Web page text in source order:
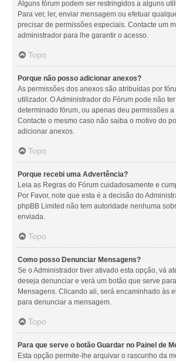
Alguns fórum podem ser restringidos a alguns
Para ver, ler, enviar mensagem ou efetuar
precisar de permissões especiais. Contacte um
administrador para lhe garantir o acesso.
Topo
Porque não posso adicionar anexos?
As permissões dos anexos são atribuídas por
utilizador. O Administrador do Fórum pode não
determinado fórum, ou apenas deu permissões
Contacte o mesmo caso não saiba o motivo do
adicionar anexos.
Topo
Porque recebi uma Advertência?
Leia as Regras do Fórum cuidadosamente e
Por Favor, note que esta é a decisão do
phpBB Limited não tem autoridade nenhuma
enviada.
Topo
Como posso Denunciar Mensagens?
Se o Administrador tiver ativado esta opção, vá
deseja denunciar e verá um botão que serve
Mensagens. Clicando ali, será encaminhado às
para denunciar a mensagem.
Topo
Para que serve o botão Guardar no Painel de
Esta opção permite-lhe arquivar o rascunho da